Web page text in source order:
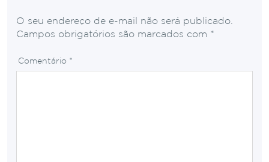
O seu endereço de e-mail não será publicado.
Campos obrigatórios são marcados com *
Comentário *